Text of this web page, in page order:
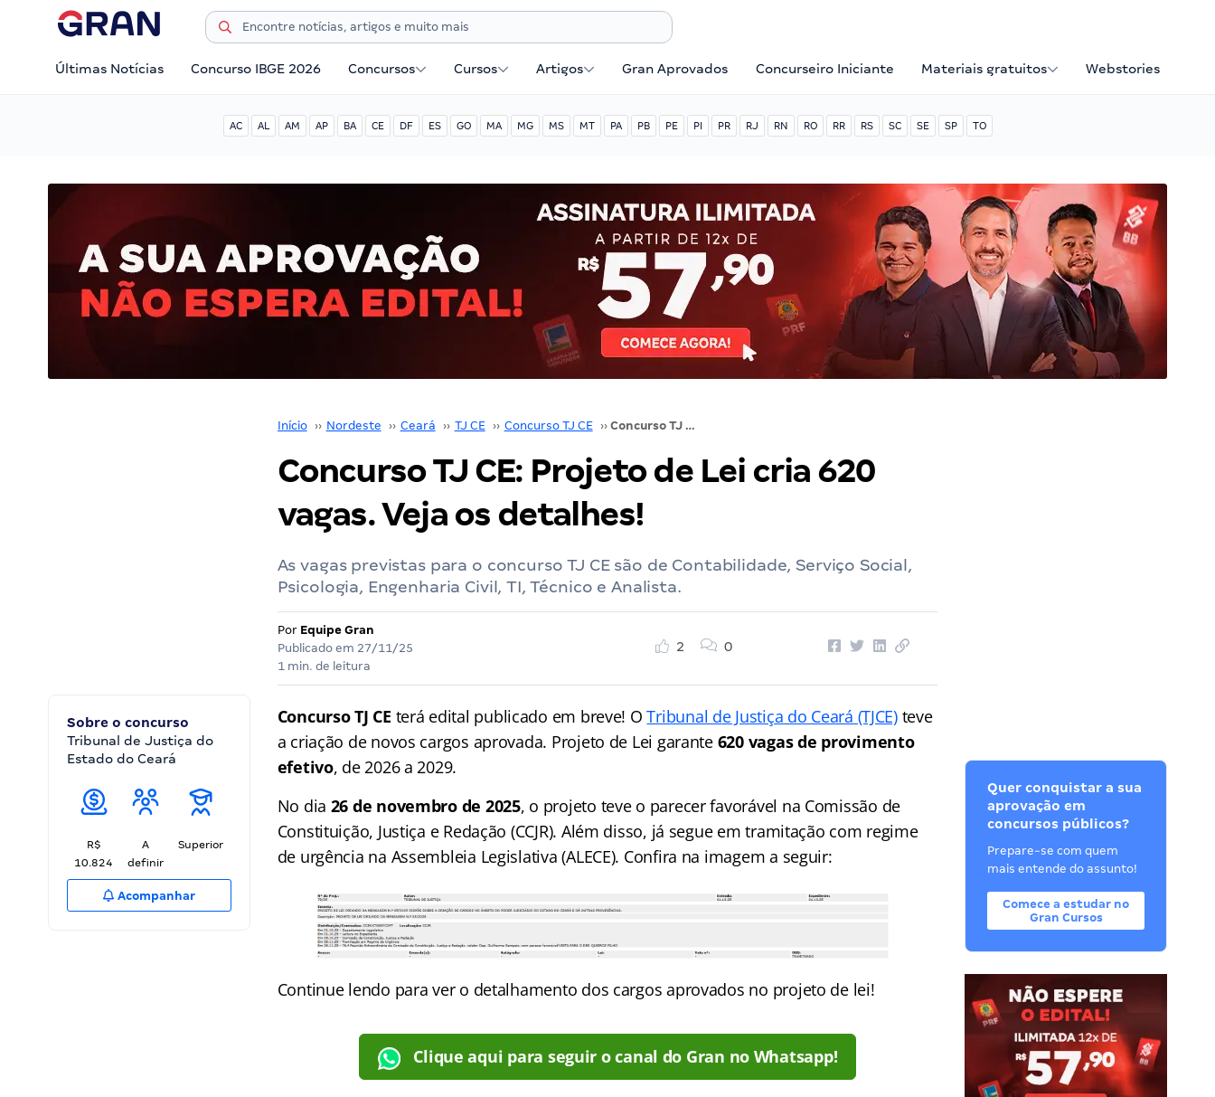
Últimas Notícias Concurso IBGE 2026 Concursos Cursos Artigos Gran Aprovados Concurseiro Iniciante Materiais gratuitos Webstories
AC AL AM AP BA CE DF ES GO MA MG MS MT PA PB PE PI PR RJ RN RO RR RS SC SE SP TO
Início ›› Nordeste ›› Ceará ›› TJ CE ›› Concurso TJ CE ›› Concurso TJ CE: Projeto de Lei cria 620 vagas. Veja os detalhes!
Concurso TJ CE: Projeto de Lei cria 620
vagas. Veja os detalhes!
As vagas previstas para o concurso TJ CE são de Contabilidade, Serviço Social,
Psicologia, Engenharia Civil, TI, Técnico e Analista.
Por Equipe Gran
Publicado em 27/11/25
1 min. de leitura
2 0
Sobre o concurso
Tribunal de Justiça do
Estado do Ceará
R$
10.824
A
definir
Superior
Acompanhar
Concurso TJ CE terá edital publicado em breve! OTribunal de Justiça do Ceará (TJCE)teve
a criação de novos cargos aprovada. Projeto de Lei garante 620 vagas de provimento
efetivo, de 2026 a 2029.
No dia 26 de novembro de 2025, o projeto teve o parecer favorável na Comissão de
Constituição, Justiça e Redação (CCJR). Além disso, já segue em tramitação com regime
de urgência na Assembleia Legislativa (ALECE). Confira na imagem a seguir:
Continue lendo para ver o detalhamento dos cargos aprovados no projeto de lei!
Clique aqui para seguir o canal do Gran no Whatsapp!
Quer conquistar a sua
aprovação em
concursos públicos?
Prepare-se com quem
mais entende do assunto!
Comece a estudar no
Gran Cursos